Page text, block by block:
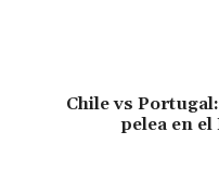
Chile vs
pelea en